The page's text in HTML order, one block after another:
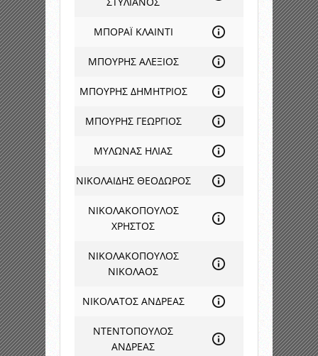
ΜΠΟΡΑΪ ΚΛΑΙΝΤΙ
ΜΠΟΥΡΗΣ ΑΛΕΞΙΟΣ
ΜΠΟΥΡΗΣ ΔΗΜΗΤΡΙΟΣ
ΜΠΟΥΡΗΣ ΓΕΩΡΓΙΟΣ
ΜΥΛΩΝΑΣ ΗΛΙΑΣ
ΝΙΚΟΛΑΙΔΗΣ ΘΕΟΔΩΡΟΣ
ΝΙΚΟΛΑΚΟΠΟΥΛΟΣ
ΧΡΗΣΤΟΣ
ΝΙΚΟΛΑΚΟΠΟΥΛΟΣ
ΝΙΚΟΛΑΟΣ
ΝΙΚΟΛΑΤΟΣ ΑΝΔΡΕΑΣ
ΝΤΕΝΤΟΠΟΥΛΟΣ
ΑΝΔΡΕΑΣ